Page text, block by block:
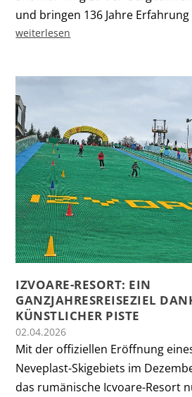
und bringen 136 Jahre Erfahrung
weiterlesen
IZVOARE-RESORT: EIN
GANZJAHRESREISEZIEL
KÜNSTLICHER PISTE
02.04.2026
Mit der offiziellen Eröffnung
Neveplast-Skigebiets im
das rumänische Icvoare-Resort